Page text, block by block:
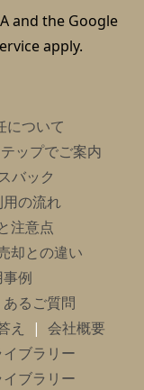
and the Google
apply.
について
ップでご案内
バック
用の流れ
注意点
却との違い
例
るご質問
え
会社概要
ブラリー
ブラリー